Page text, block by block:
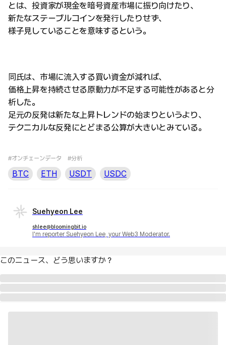
とは、投資家が現金を暗号資産市場に振り向けたり、
新たなステーブルコインを発行したりせず、
様子見していることを意味するという。
同氏は、市場に流入する買い資金が減れば、
価格上昇を持続させる原動力が不足する可能性があると分
析した。
足元の反発は新たな上昇トレンドの始まりというより、
テクニカルな反発にとどまる公算が大きいとみている。
#オンチェーンデータ #分析
BTC ETH USDT USDC
Suehyeon Lee
shlee@bloomingbit.io
I'm reporter Suehyeon Lee, your Web3 Moderator.
このニュース、どう思いますか？